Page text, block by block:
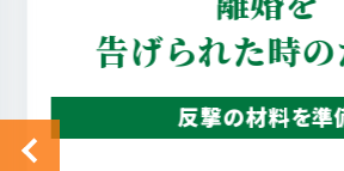
真実を知り
配偶者の行動を確